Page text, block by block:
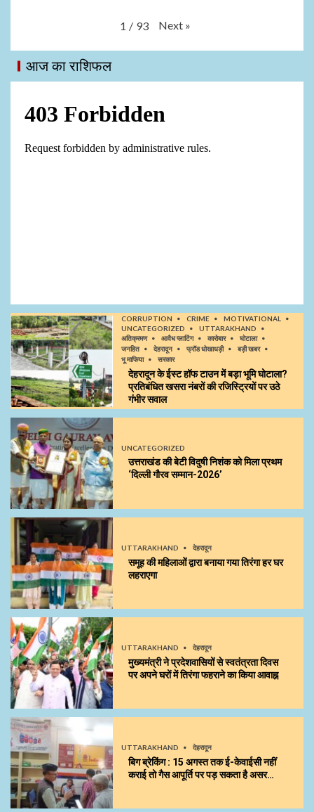
1 / 93 Next »
आज का राशिफल
CORRUPTION CRIME
MOTIVATIONAL
UNCATEGORIZED
UTTARAKHAND
अतिक्रमण
आवैध प्लाटिंग कारोबार
घोटाला
जनहित
देहरादून फ्रॉड धोखाधड़ी
बड़ी खबर
भू माफिया
सरकार
देहरादून के ईस्ट हॉफ टाउन में बड़ा भूमि घोटाला?
प्रतिबंधित खसरा नंबरों की रजिस्ट्रियों पर उठे
गंभीर सवाल
UNCATEGORIZED
उत्तराखंड की बेटी विदुषी निशंक को मिला प्रथम
‘दिल्ली गौरव सम्मान-2026’
UTTARAKHAND देहरादून
समूह की महिलाओं द्वारा बनाया गया तिरंगा हर घर
लहराएगा
UTTARAKHAND देहरादून
मुख्यमंत्री ने प्रदेशवासियों से स्वतंत्रता दिवस
पर अपने घरों में तिरंगा फहराने का किया आवाह्न
UTTARAKHAND देहरादून
बिग ब्रेकिंग : 15 अगस्त तक ई-केवाईसी नहीं
कराई तो गैस आपूर्ति पर पड़ सकता है असर…